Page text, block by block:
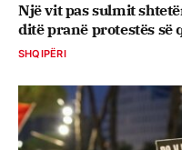
Një vit pas sulmit
ditë pranë protestës së
SHQIPËRI